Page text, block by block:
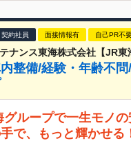
契約社員 面接情報有 自己PR不
ナンス東海株式会社【JR東
整備/経験・年齢不
グループで一生モノ
で、もっと輝かせる